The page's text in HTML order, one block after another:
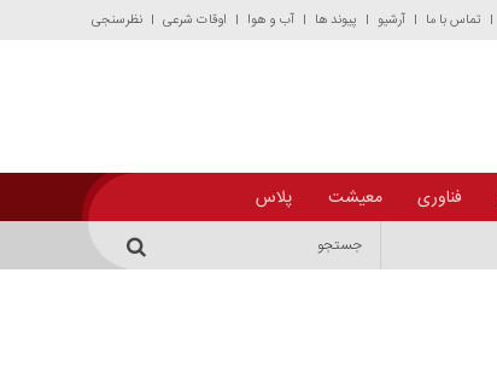
تماس با ما آرشیو پیوند ها آب و هوا اوقات شرعی نظرسنجی
فناوری معیشت پلاس